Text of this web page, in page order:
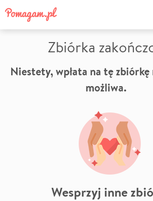
Zbiórka
Niestety, wpłata na tę
możliwa.
Wesprzyj inne